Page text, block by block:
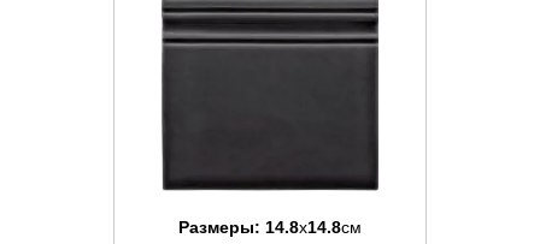
Размеры: 14.8x14.8см